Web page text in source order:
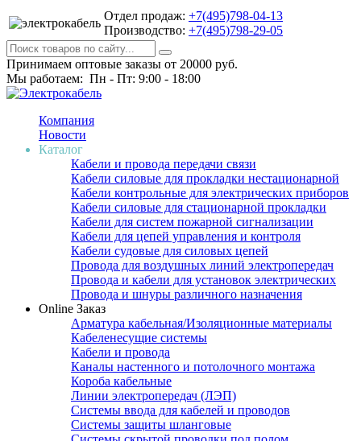
Отдел продаж: +7(495)798-04-13
Производство: +7(495)798-29-05
Принимаем оптовые заказы от 20000 руб.
Мы работаем: Пн - Пт: 9:00 - 18:00
Компания
Новости
Каталог
Кабели и провода передачи связи
Кабели силовые для прокладки нестационарной
Кабели контрольные для электрических приборов
Кабели силовые для стационарной прокладки
Кабели для систем пожарной сигнализации
Кабели для цепей управления и контроля
Кабели судовые для силовых цепей
Провода для воздушных линий электропередач
Провода и кабели для установок электрических
Провода и шнуры различного назначения
Online Заказ
Арматура кабельная/Изоляционные материалы
Кабеленесущие системы
Кабели и провода
Каналы настенного и потолочного монтажа
Короба кабельные
Линии электропередач (ЛЭП)
Системы ввода для кабелей и проводов
Системы защиты шланговые